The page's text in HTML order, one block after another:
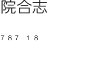
８７−１８